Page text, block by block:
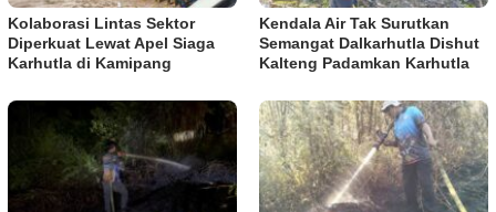
Kolaborasi Lintas Sektor
Diperkuat Lewat Apel Siaga
Karhutla di Kamipang
Kendala Air Tak Surutkan
Semangat Dalkarhutla Dishut
Kalteng Padamkan Karhutla